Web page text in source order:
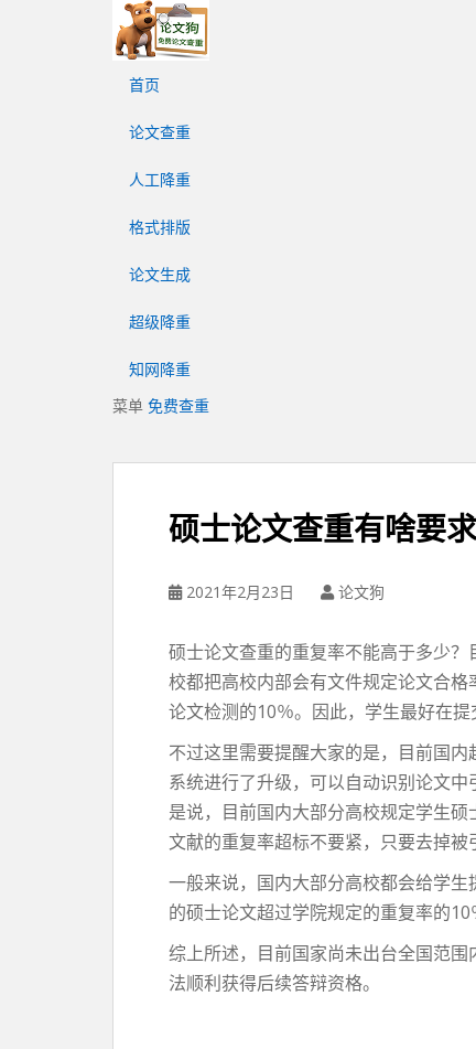
首页
论文查重
人工降重
格式排版
论文生成
超级降重
知网降重
菜单 免费查重
硕士论文查重有啥要求
2021年2月23日 论文狗
硕士论文查重的重复率不能高于多少
校都把高校内部会有文件规定论文合
论文检测的10％。因此，学生最好在
不过这里需要提醒大家的是，目前国
系统进行了升级，可以自动识别论文
是说，目前国内大部分高校规定学生
文献的重复率超标不要紧，只要去掉被
一般来说，国内大部分高校都会给学
的硕士论文超过学院规定的重复率的
综上所述，目前国家尚未出台全国范
法顺利获得后续答辩资格。